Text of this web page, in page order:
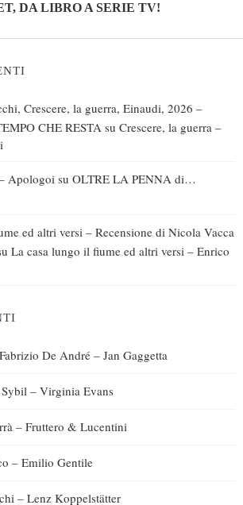
DA LIBRO A SERIE TV!
Crescere, la guerra, Einaudi, 2026 –
CHE RESTA su Crescere, la guerra –
Apologoisu OLTRE LA PENNA di…
ed altri versi – Recensione di Nicola Vacca
La casa lungo il fiume ed altri versi – Enrico
De André – Jan Gaggetta
– Virginia Evans
– Fruttero & Lucentini
– Emilio Gentile
– Lenz Koppelstätter